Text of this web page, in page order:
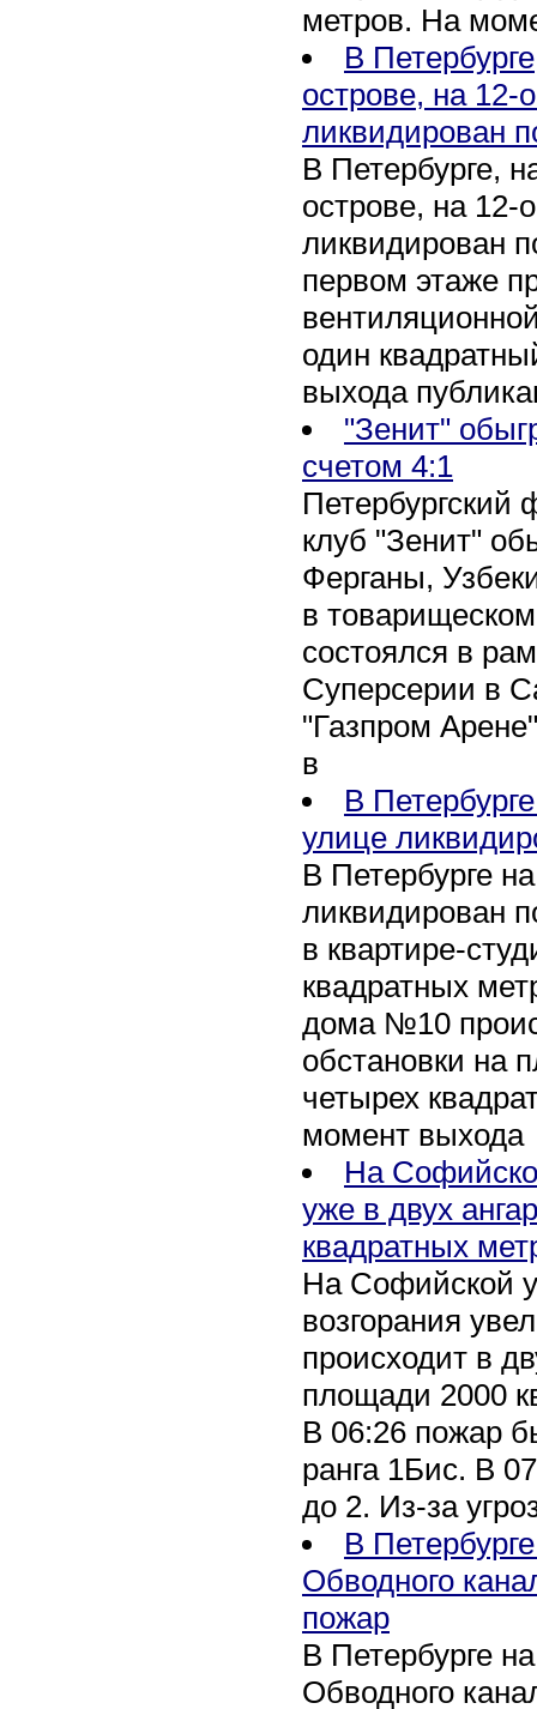
метров. На
В
острове, на 12-
ликвидирован
В Петербурге,
острове, на 12-
ликвидирован
первом этаже
один
выхода
"Зенит"
счетом 4:1
Петербургский
клуб "Зенит"
Ферганы,
в
состоялся в
Суперсерии в
"Газпром
в
В
улице
В Петербурге
ликвидирован
в квартире-
квадратных
дома №10
обстановки на
четырех
момент выхода
На
уже в двух
квадратных
На Софийской
возгорания
происходит в
площади 2000
В 06:26 пожар
ранга 1Бис. В
до 2. Из-за
В
Обводного
пожар
В Петербурге
Обводного